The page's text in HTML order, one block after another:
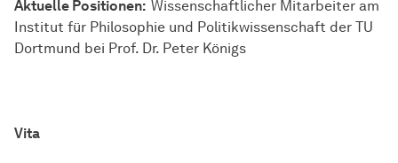
Aktuelle Positionen: Wissenschaftlicher Mitarbeiter am
Institut für Philosophie und Politikwissenschaft der TU
Dortmund bei Prof. Dr. Peter Königs
Vita